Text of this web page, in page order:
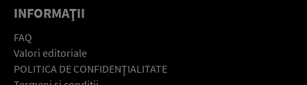
INFORMAŢII
FAQ
Valori editoriale
POLITICA DE CONFIDENŢIALITATE